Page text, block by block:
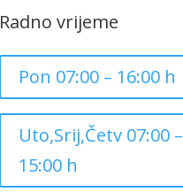
Radno vrijeme
Pon 07:00 – 16:00 h
Uto,Srij,Četv 07:00 –
15:00 h